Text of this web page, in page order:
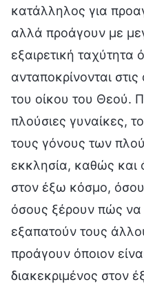
κατάλληλος για
αλλά προάγουν με
εξαιρετική ταχύτητα
ανταποκρίνονται
του οίκου του Θεού.
πλούσιες γυναίκες,
τους γόνους των
εκκλησία, καθώς και
στον έξω κόσμο,
όσους ξέρουν πώς να
εξαπατούν τους
προάγουν όποιον
διακεκριμένος στον